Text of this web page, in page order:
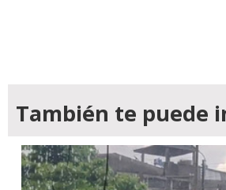
También te puede